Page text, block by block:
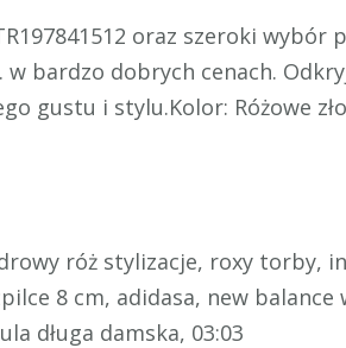
oraz szeroki wybór
bardzo dobrych cenach.
gustu i stylu.Kolor: Różowe
róż stylizacje, roxy torby,
8 cm, adidasa, new balance
długa damska, 03:03